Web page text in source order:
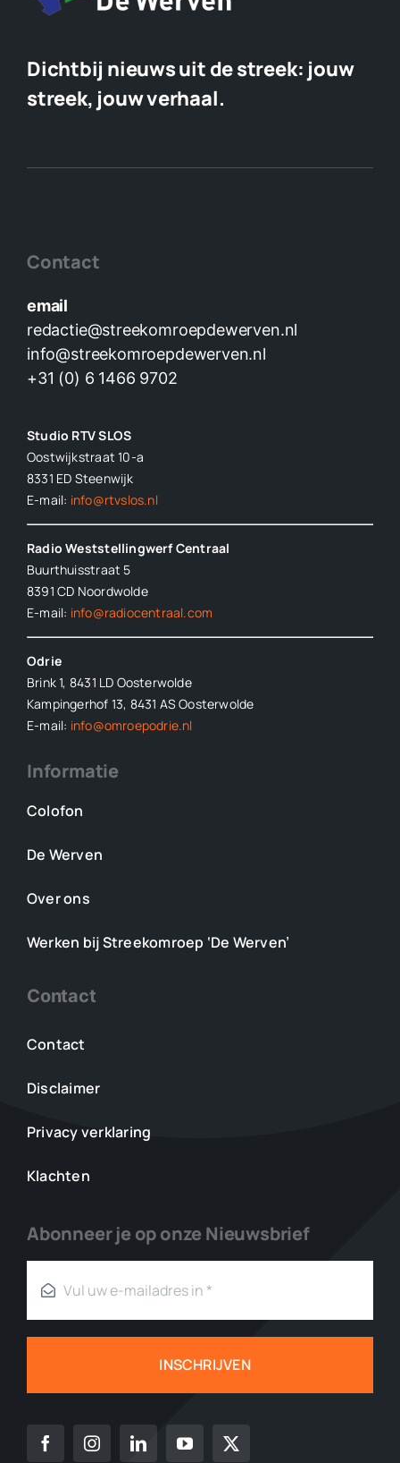
Dichtbij nieuws uit de streek: jouw
streek, jouw verhaal.
Contact
email
redactie@streekomroepdewerven.nl
info@streekomroepdewerven.nl
+31 (0) 6 1466 9702
Studio RTV SLOS
Oostwijkstraat 10-a
8331 ED Steenwijk
E-mail: info@rtvslos.nl
Radio Weststellingwerf Centraal
Buurthuisstraat 5
8391 CD Noordwolde
E-mail: info@radiocentraal.com
Odrie
Brink 1, 8431 LD Oosterwolde
Kampingerhof 13, 8431 AS Oosterwolde
E-mail: info@omroepodrie.nl
Informatie
Colofon
De Werven
Over ons
Werken bij Streekomroep ‘De Werven’
Contact
Contact
Disclaimer
Privacy verklaring
Klachten
Abonneer je op onze Nieuwsbrief
INSCHRIJVEN